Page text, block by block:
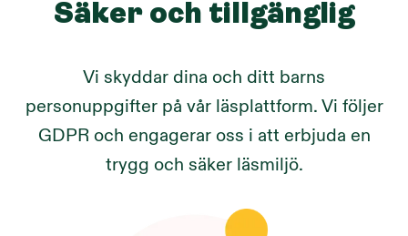
Säker och tillgänglig
Vi skyddar dina och ditt barns
personuppgifter på vår läsplattform. Vi följer
GDPR och engagerar oss i att erbjuda en
trygg och säker läsmiljö.